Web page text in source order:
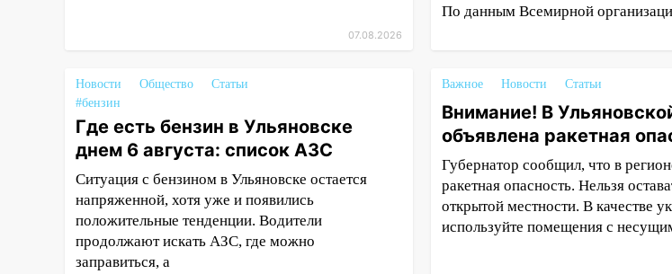
19:12
В Ульяновской области
руководителя частной
компании наказали за сокрытие
прошлого своего сотрудник
18:02 В Ульяновск едут звезды
баскетбола!
17:08 Ульяновский областной
суд оставил в силе приговор
07.08.2026
По данным Всемирной
Новости Общество
Статьи
#бензин
Где есть бензин в Ульяновске
днем 6 августа: список АЗС
Ситуация с бензином в Ульяновске остается
напряженной, хотя уже и появились
положительные тенденции. Водители
продолжают искать АЗС, где можно
заправиться, а
Важное Новости Статьи
Внимание! В
объявлена ракетная
Губернатор сообщил, что в
ракетная опасность. Нельзя
открытой местности. В качестве
используйте помещения с